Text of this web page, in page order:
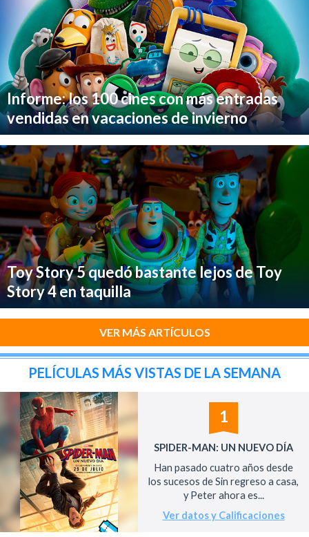
Informe: los 100 cines con más entradas
vendidas en vacaciones de invierno
Toy Story 5 quedó bastante lejos de Toy
Story 4 en taquilla
VER MÁS ARTÍCULOS
PELÍCULAS MÁS VISTAS DE LA SEMANA
1
SPIDER-MAN: UN NUEVO DÍA
Han pasado cuatro años desde
los sucesos de Sin regreso a casa,
y Peter ahora es...
Ver datos y Calificaciones